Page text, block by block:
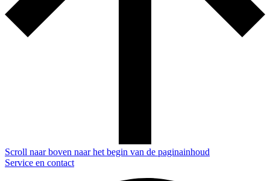
Scroll naar boven naar het begin van de paginainhoud
Service en contact